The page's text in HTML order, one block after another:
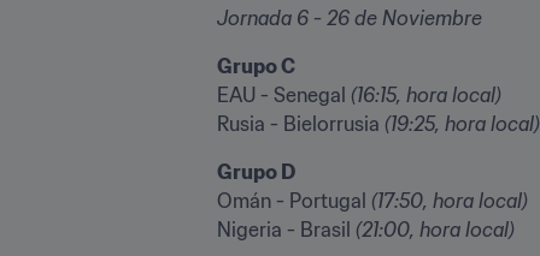
Jornada 6 - 26 de Noviembre
Grupo C
EAU - Senegal (16:15, hora local)
Rusia - Bielorrusia (19:25, hora local)
Grupo D
Omán - Portugal (17:50, hora local)
Nigeria - Brasil (21:00, hora local)